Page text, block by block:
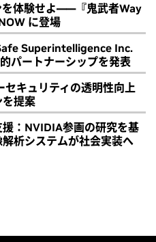
を体験せよ――『鬼武者Way
に登場
Superintelligence Inc.
パートナーシップを発表
キュリティの透明性向上
を提案
：NVIDIA参画の研究を基
析システムが社会実装へ